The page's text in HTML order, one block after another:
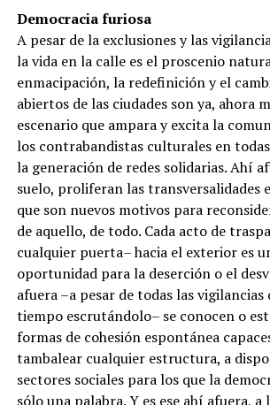
Democracia furiosa
A pesar de la exclusiones y las
la vida en la calle es el proscenio
enmacipación, la redefinición y el
abiertos de las ciudades son ya, ahora
escenario que ampara y excita la
los contrabandistas culturales en
la generación de redes solidarias. Ahí
suelo, proliferan las transversalidades
que son nuevos motivos para
de aquello, de todo. Cada acto de
cualquier puerta– hacia el exterior es
oportunidad para la deserción o el
afuera –a pesar de todas las vigilancias
tiempo escrutándolo– se conocen o
formas de cohesión espontánea
tambalear cualquier estructura, a
sectores sociales para los que la
sólo una palabra. Y es ese ahí afuera,